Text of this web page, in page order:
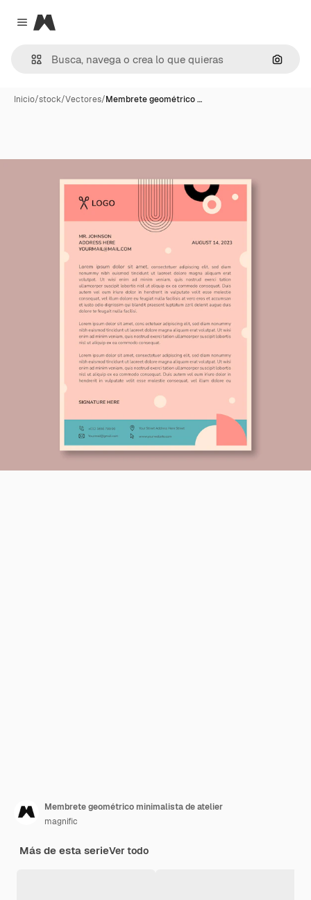
Close menu
Magnific
Inicio/stock/Vectores/Membrete geométrico …
Membrete geométrico minimalista de atelier
magnific
Más de esta serieVer todo